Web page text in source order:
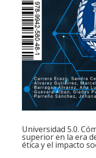
Universidad 5.0.
superior en la era
ética y el impacto